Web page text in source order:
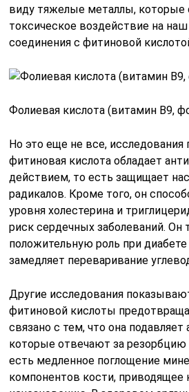
виду тяжелые металлы,
токсическое воздействие на наш
соединения с фитиновой
Фолиевая кислота (витамин B9,
Но это еще не все, исследования
фитиновая кислота обладает
действием, то есть защищает
радикалов. Кроме того, он
уровня холестерина и
риск сердечных заболеваний. Он
положительную роль при диабете
замедляет переваривание
Другие исследования
фитиновой кислоты
связано с тем, что она подавляет
которые отвечают за резорбцию
есть медленное поглощение
компонентов кости, приводящее